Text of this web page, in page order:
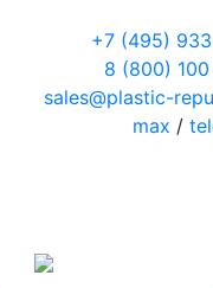
+7 (495)
8 (800)
sales@plastic-
max /